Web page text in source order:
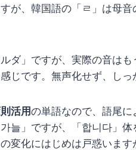
すが、韓国語の「ㄹ」は母
ダ」ですが、実際の音は
じです。無声化せず、しっ
活用の単語なので、語尾に
늘」ですが、「합니다」
の変化にはじめは戸惑いま